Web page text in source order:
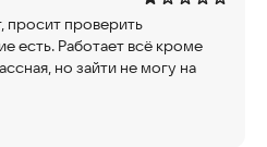
просит проверить
есть. Работает всё кроме
но зайти не могу на